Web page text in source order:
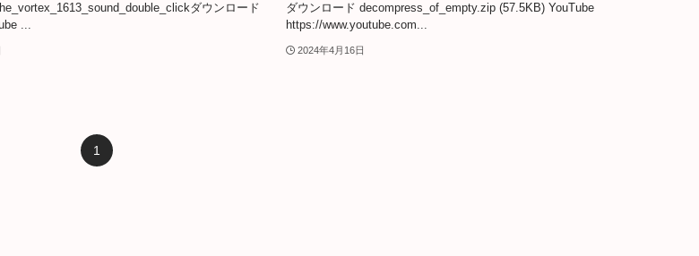
ダウンロード
...
ダウンロード decompress_of_empty.zip (57.5KB) YouTube
https://www.youtube.com...
2024年4月16日
1